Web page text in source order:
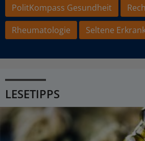
PolitKompass Gesundheit
Rheumatologie
Seltene
LESETIPPS